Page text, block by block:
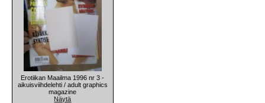
Erotiikan Maailma 1996 nr 3 -
aikuisviihdelehti / adult graphics
magazine
Näytä